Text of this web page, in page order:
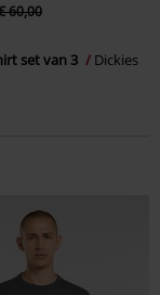
60,00
set van 3
Dickies